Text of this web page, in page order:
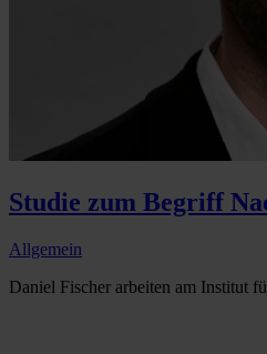
Studie zum Begriff
Allgemein
Daniel Fischer arbeiten am Institut